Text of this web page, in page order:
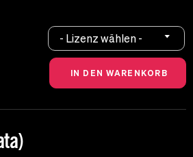
- Lizenz wählen -